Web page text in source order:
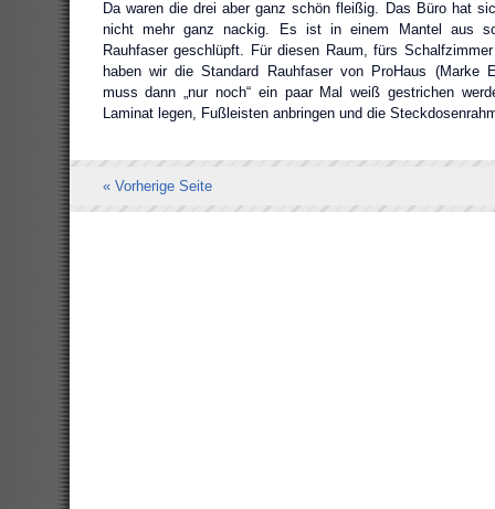
Da waren die drei aber ganz schön fleißig. Das Büro hat
nicht mehr ganz nackig. Es ist in einem Mantel aus
Rauhfaser geschlüpft. Für diesen Raum, fürs
haben wir die Standard Rauhfaser von ProHaus (Marke
muss dann „nur noch“ ein paar Mal weiß gestrichen
Laminat legen, Fußleisten anbringen und die
« Vorherige Seite